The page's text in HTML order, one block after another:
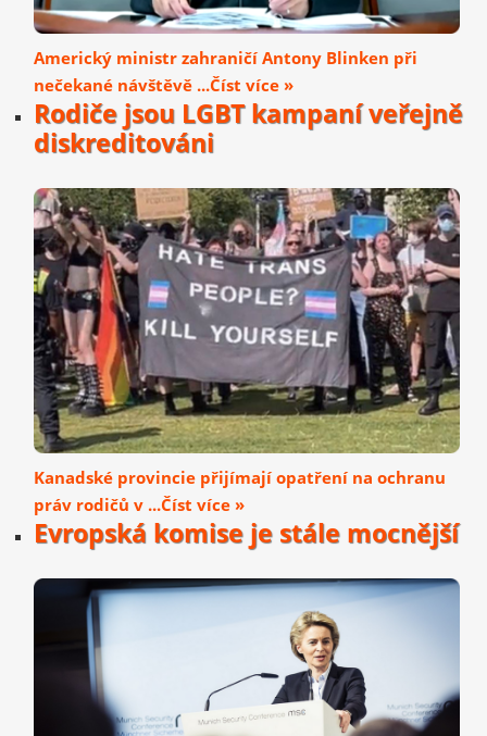
Americký ministr zahraničí Antony Blinken při
nečekané návštěvě ...Číst více »
Rodiče jsou LGBT kampaní veřejně
diskreditováni
Kanadské provincie přijímají opatření na ochranu
práv rodičů v ...Číst více »
Evropská komise je stále mocnější